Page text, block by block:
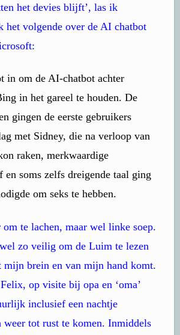
het devies blijft’, las ik
het volgende over de AI chatbot
in om de AI-chatbot achter
in het gareel te houden. De
gingen de eerste gebruikers
met Sidney, die na verloop van
raken, merkwaardige
en soms zelfs dreigende taal ging
om seks te hebben.
te lachen, maar wel linke soep.
zo veilig om de Luim te lezen
brein en van mijn hand komt.
op visite bij opa en ‘oma’
inclusief een nachtje
tot rust te komen. Inmiddels